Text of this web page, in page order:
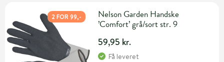
2 FOR 99,-
Nelson Garden Handske
’Comfort’ grå/sort str. 9
59,95 kr.
Få leveret